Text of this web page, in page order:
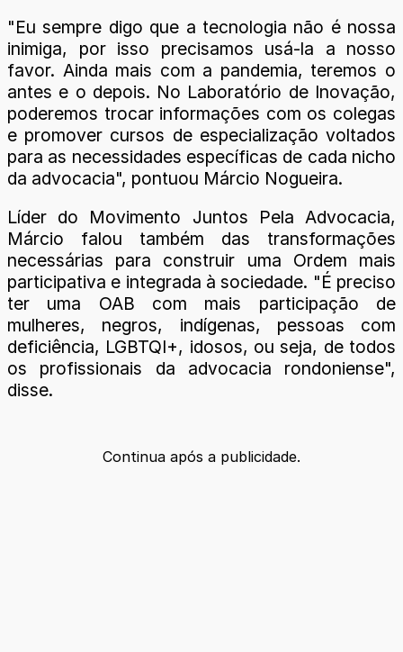
"Eu sempre digo que a tecnologia não é nossa
inimiga, por isso precisamos usá-la a nosso
favor. Ainda mais com a pandemia, teremos o
antes e o depois. No Laboratório de Inovação,
poderemos trocar informações com os colegas
e promover cursos de especialização voltados
para as necessidades específicas de cada nicho
da advocacia", pontuou Márcio Nogueira.
Líder do Movimento Juntos Pela Advocacia,
Márcio falou também das transformações
necessárias para construir uma Ordem mais
participativa e integrada à sociedade. "É preciso
ter uma OAB com mais participação de
mulheres, negros, indígenas, pessoas com
deficiência, LGBTQI+, idosos, ou seja, de todos
os profissionais da advocacia rondoniense",
disse.
Continua após a publicidade.